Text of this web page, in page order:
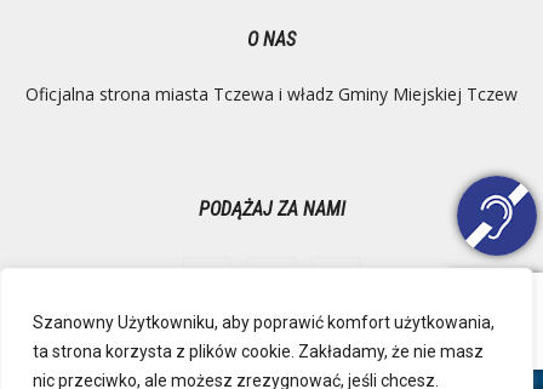
Szanowny Użytkowniku, aby poprawić komfort użytkowania,
ta strona korzysta z plików cookie. Zakładamy, że nie masz
nic przeciwko, ale możesz zrezygnować, jeśli chcesz.
O NAS
Oficjalna strona miasta Tczewa i władz Gminy Miejskiej Tczew
PODĄŻAJ ZA NAMI
Ochrona danych osobowych
Inspektor Danych Osobowych